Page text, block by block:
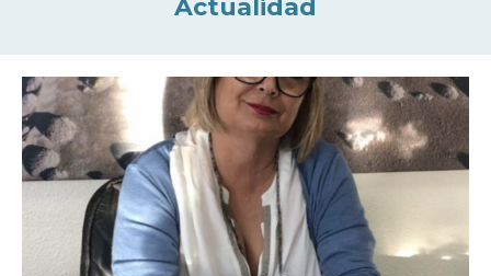
Actualidad